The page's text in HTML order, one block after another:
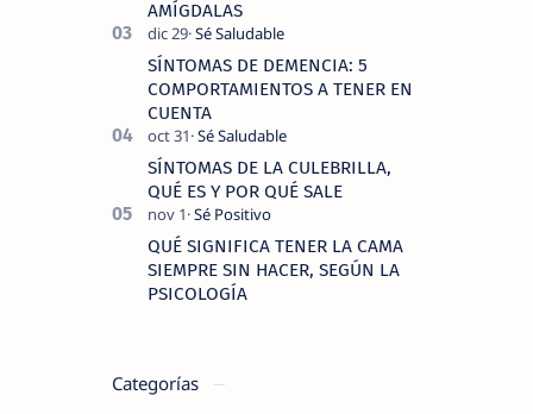
AMÍGDALAS
SÍNTOMAS DE DEMENCIA: 5
COMPORTAMIENTOS A TENER EN
CUENTA
SÍNTOMAS DE LA CULEBRILLA,
QUÉ ES Y POR QUÉ SALE
QUÉ SIGNIFICA TENER LA CAMA
SIEMPRE SIN HACER, SEGÚN LA
PSICOLOGÍA
Categorías